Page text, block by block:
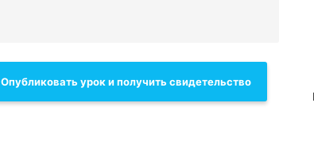
Опубликовать урок и получить свидетельство